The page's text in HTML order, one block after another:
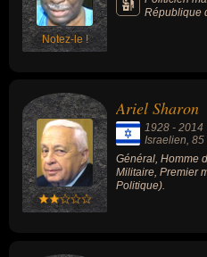
Notez-le !
République
Ariel Sharon
1928 - 2014
Israelien, 85
Général, Homme
Militaire, Premier
Politique).